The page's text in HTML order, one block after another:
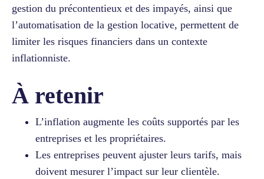
gestion du précontentieux et des impayés, ainsi que
l’automatisation de la gestion locative, permettent de
limiter les risques financiers dans un contexte
inflationniste.
À retenir
L’inflation augmente les coûts supportés par les
entreprises et les propriétaires.
Les entreprises peuvent ajuster leurs tarifs, mais
doivent mesurer l’impact sur leur clientèle.